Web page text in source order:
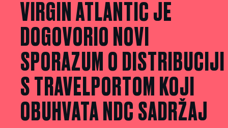
Proizvodi
Novosti
O nama
Podrška
VIRGIN ATLANTIC JE
DOGOVORIO NOVI
SPORAZUM O DISTRIBUCIJI
S TRAVELPORTOM KOJI
OBUHVATA NDC SADRŽAJ